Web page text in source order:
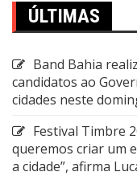
ÚLTIMAS
Band Bahia
candidatos ao
cidades neste
Festival Timbre
queremos criar um
a cidade”, afirma